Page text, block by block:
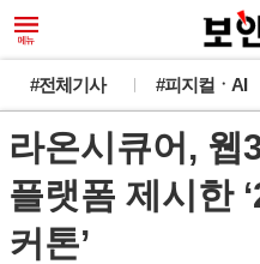
#전체기사 #피지컬ㆍAI
라온시큐어, 웹
플랫폼 제시한
커톤’